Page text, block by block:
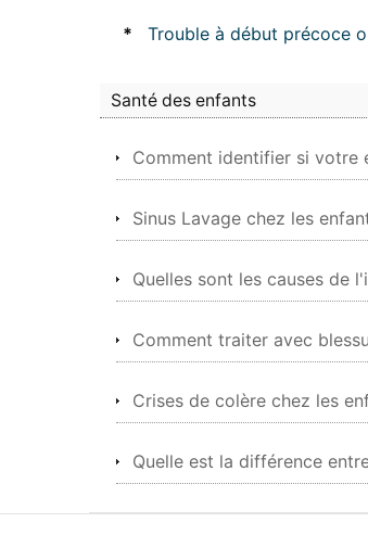
* Trouble à début précoce
Santé des enfants
Comment identifier si votre
Sinus Lavage chez les
Quelles sont les causes de
Comment traiter avec
Crises de colère chez les
Quelle est la différence